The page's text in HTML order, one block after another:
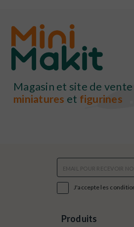
Magasin et site de
miniatures et figurines
J'accepte les
Produits